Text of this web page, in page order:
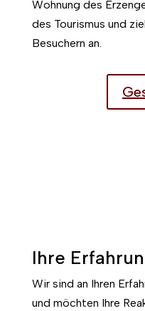
Wohnung des
des Tourismus und
Besuchern an.
Ihre
Wir sind an Ihren
und möchten Ihre